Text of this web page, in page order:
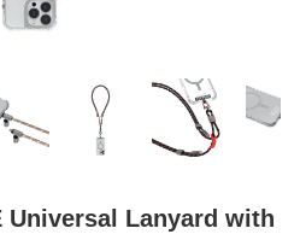
Universal Lanyard with